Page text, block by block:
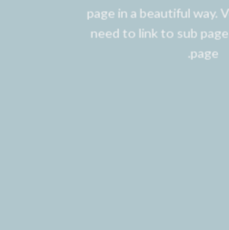
page in a beautiful way.
need to link to sub
page.